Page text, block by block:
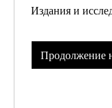
Издания и
Продолжение